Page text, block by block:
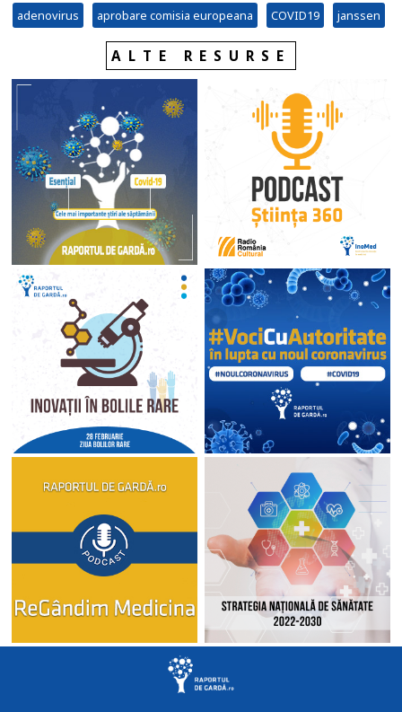
adenovirus aprobare comisia europeana COVID19 janssen
ALTE RESURSE